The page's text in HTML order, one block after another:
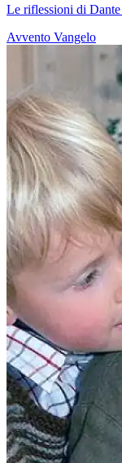
Le riflessioni di
Avvento Vangelo